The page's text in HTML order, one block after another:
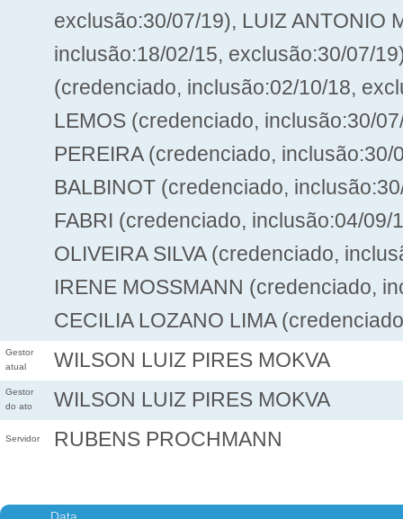
exclusão:30/07/19), LUIZ ANTONIO
inclusão:18/02/15, exclusão:30/07/
(credenciado, inclusão:02/10/18,
LEMOS (credenciado, inclusão:30/
PEREIRA (credenciado,
BALBINOT (credenciado,
FABRI (credenciado, inclusão:04/
OLIVEIRA SILVA (credenciado,
IRENE MOSSMANN (credenciado,
CECILIA LOZANO LIMA
Gestor
atual
WILSON LUIZ PIRES MOKVA
Gestor
do ato
WILSON LUIZ PIRES MOKVA
Servidor RUBENS PROCHMANN